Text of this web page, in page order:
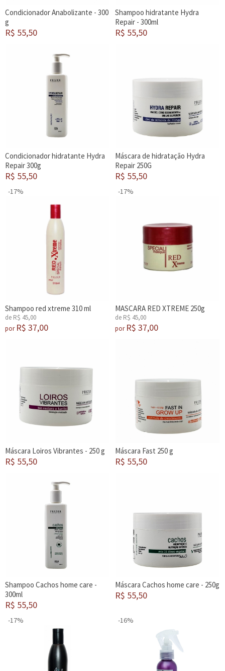
Condicionador Anabolizante - 300
g
R$ 55,50
Shampoo hidratante Hydra
Repair - 300ml
R$ 55,50
Condicionador hidratante Hydra
Repair 300g
R$ 55,50
Máscara de hidratação Hydra
Repair 250G
R$ 55,50
-17%
Shampoo red xtreme 310 ml
de R$ 45,00
por R$ 37,00
-17%
MASCARA RED XTREME 250g
de R$ 45,00
por R$ 37,00
Máscara Loiros Vibrantes - 250 g
R$ 55,50
Máscara Fast 250 g
R$ 55,50
Shampoo Cachos home care -
300ml
R$ 55,50
Máscara Cachos home care - 250g
R$ 55,50
-17% -16%